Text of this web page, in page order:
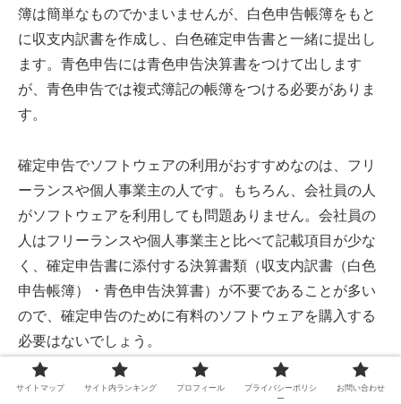
簿は簡単なものでかまいませんが、白色申告帳簿をもと
に収支内訳書を作成し、白色確定申告書と一緒に提出し
ます。青色申告には青色申告決算書をつけて出します
が、青色申告では複式簿記の帳簿をつける必要がありま
す。
確定申告でソフトウェアの利用がおすすめなのは、フリ
ーランスや個人事業主の人です。もちろん、会社員の人
がソフトウェアを利用しても問題ありません。会社員の
人はフリーランスや個人事業主と比べて記載項目が少な
く、確定申告書に添付する決算書類（収支内訳書（白色
申告帳簿）・青色申告決算書）が不要であることが多い
ので、確定申告のために有料のソフトウェアを購入する
必要はないでしょう。
確定申告ソフトにも有料のものと無料のものがあり、有
サイトマップ サイト内ランキング プロフィール
プライバシーポリシ
ー
お問い合わせ